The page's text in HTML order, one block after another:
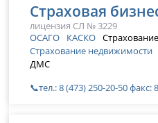
Страховая
лицензия СЛ № 3229
ОСАГО
КАСКО
Страхование недвижимости
ДМС
📞тел.: 8 (473) 250-20-50 факс: